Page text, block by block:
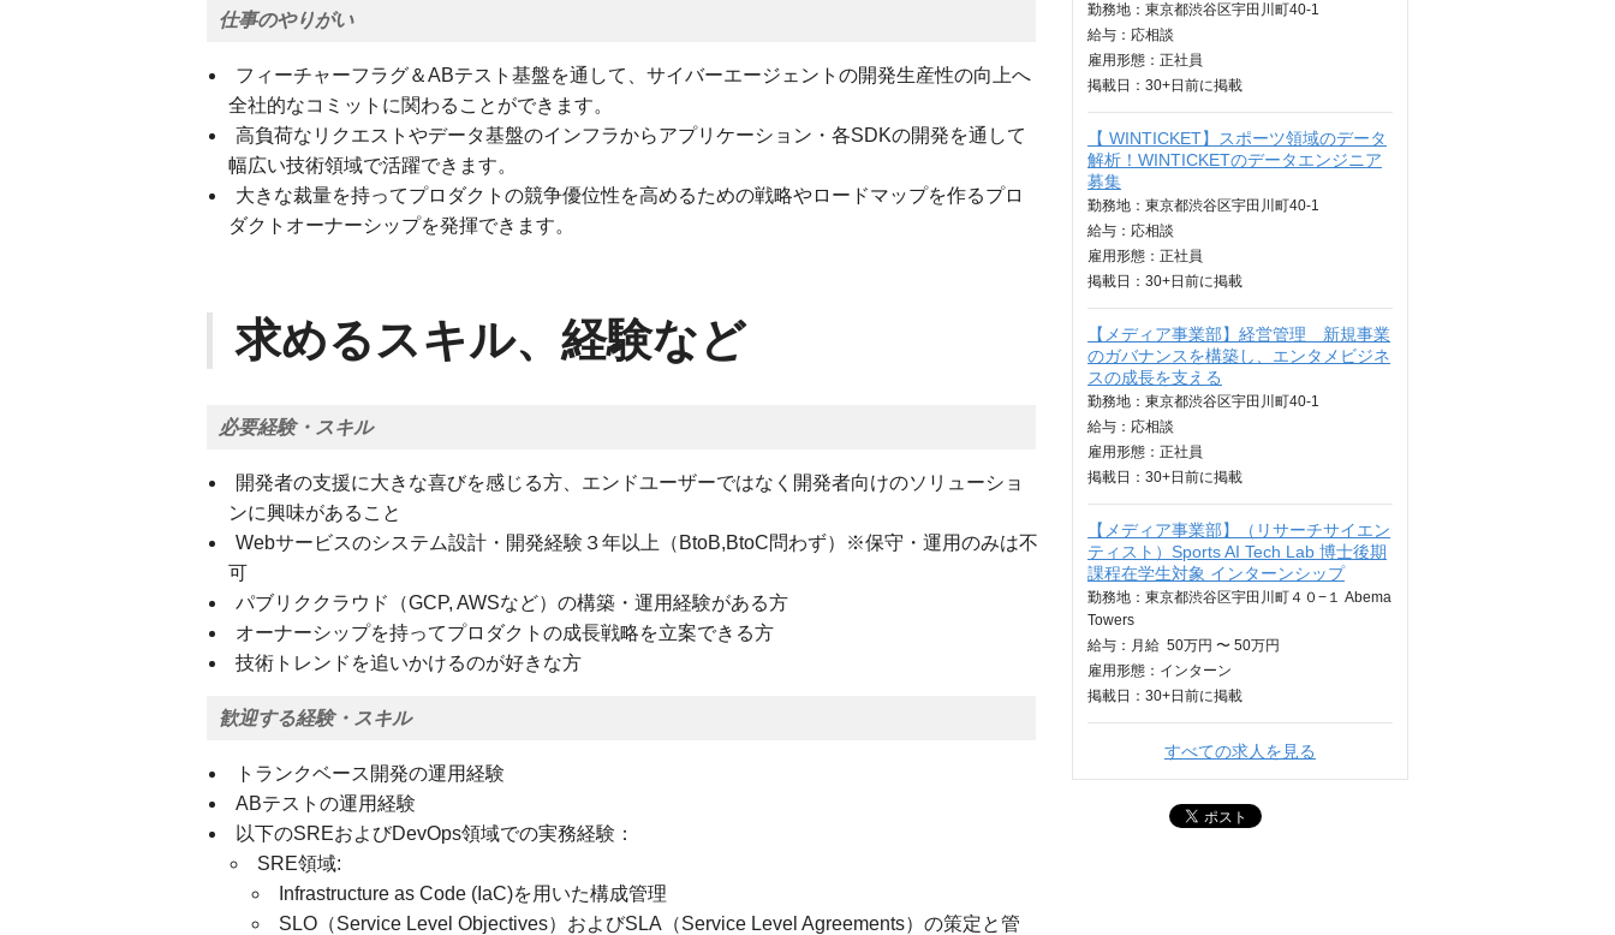
仕事のやりがい
フィーチャーフラグ＆ABテスト基盤を通して、サイバーエージェントの開発生産性の向上へ
全社的なコミットに関わることができます。
高負荷なリクエストやデータ基盤のインフラからアプリケーション・各SDKの開発を通して
幅広い技術領域で活躍できます。
大きな裁量を持ってプロダクトの競争優位性を高めるための戦略やロードマップを作るプロ
ダクトオーナーシップを発揮できます。
求めるスキル、経験など
必要経験・スキル
開発者の支援に大きな喜びを感じる方、エンドユーザーではなく開発者向けのソリューショ
ンに興味があること
Webサービスのシステム設計・開発経験３年以上（BtoB,BtoC問わず）※保守・運用のみは不
可
パブリククラウド（GCP, AWSなど）の構築・運用経験がある方
オーナーシップを持ってプロダクトの成長戦略を立案できる方
技術トレンドを追いかけるのが好きな方
歓迎する経験・スキル
トランクベース開発の運用経験
ABテストの運用経験
以下のSREおよびDevOps領域での実務経験：
SRE領域:
Infrastructure as Code (IaC)を用いた構成管理
SLO（Service Level Objectives）およびSLA（Service Level Agreements）の策定と管
勤務地：東京都渋谷区宇田川町40-1
給与： 応相談
雇用形態：正社員
掲載日： 30+日 前に掲載
【 WINTICKET】スポーツ領域のデータ
解析！WINTICKETのデータエンジニア
募集
勤務地：東京都渋谷区宇田川町40-1
給与： 応相談
雇用形態：正社員
掲載日： 30+日 前に掲載
【メディア事業部】経営管理 新規事業
のガバナンスを構築し、エンタメビジネ
スの成長を支える
勤務地：東京都渋谷区宇田川町40-1
給与： 応相談
雇用形態：正社員
掲載日： 30+日 前に掲載
【メディア事業部】（リサーチサイエン
ティスト）Sports AI Tech Lab 博士後期
課程在学生対象 インターンシップ
勤務地：東京都渋谷区宇田川町４０−１ Abema
Towers
給与： 月給 50万円 〜 50万円
雇用形態：インターン
掲載日： 30+日 前に掲載
すべての求人を見る